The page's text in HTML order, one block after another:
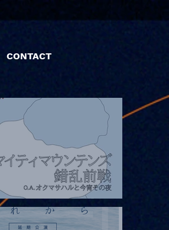
CONTACT
イティマウンテンズpresents. “HALL-IN-